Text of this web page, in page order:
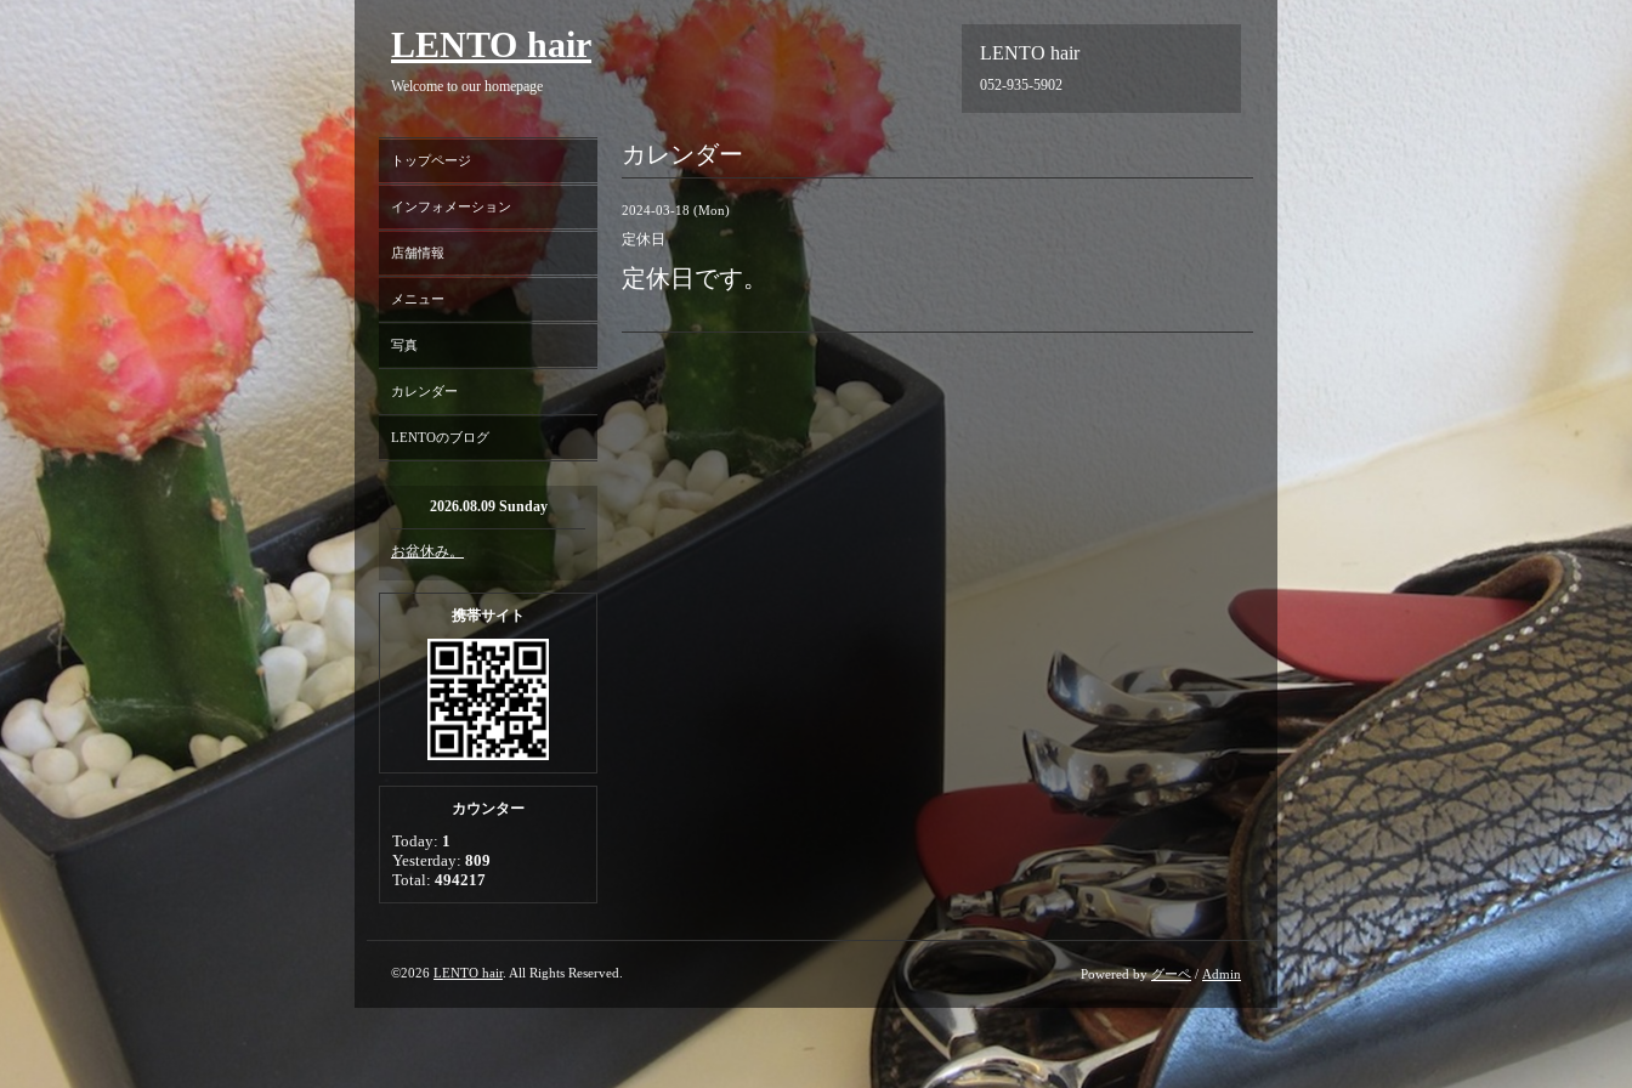
LENTO hair
052-935-5902
LENTO hair
Welcome to our homepage
カレンダー
2024-03-18 (Mon)
定休日
定休日です。
トップページ
インフォメーション
店舗情報
メニュー
写真
カレンダー
LENTOのブログ
2026.08.09 Sunday
お盆休み。
携帯サイト
カウンター
Today: 1
Yesterday: 809
Total: 494217
©2026 LENTO hair. All Rights Reserved. Powered byグーペ / Admin